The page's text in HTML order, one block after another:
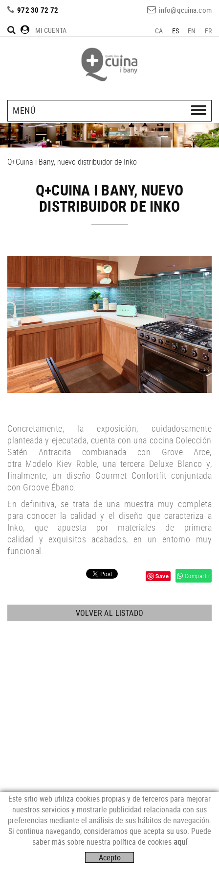
972 30 72 72 info@qcuina.com
CA ES EN FR
MI CUENTA
MENÚ
Q+Cuina i Bany, nuevo distribuidor de Inko
Q+CUINA I BANY, NUEVO
DISTRIBUIDOR DE INKO
Concretamente, la exposición, cuidadosamente
planteada y ejecutada, cuenta con una cocina Colección
Satén Antracita combianada con Grove Arce,
otra Modelo Kiev Roble, una tercera Deluxe Blanco y,
finalmente, un diseño Gourmet Confortfit conjuntada
con Groove Ébano.
En definitiva, se trata de una muestra muy completa
para conocer la calidad y el diseño que caracteriza a
Inko, que apuesta por materiales de primera
calidad y exquisitos acabados, en un entorno muy
funcional.
Save Compartir
VOLVER AL LISTADO
SÍGUENOS
Este sitio web utiliza cookies propias y de terceros para mejorar
nuestros servicios y mostrarle publicidad relacionada con sus
preferencias mediante el análisis de sus hábitos de navegación.
Si continua navegando, consideramos que acepta su uso. Puede
saber más sobre nuestra política de cookies aquí
Acepto